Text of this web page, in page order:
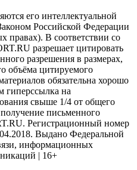
его интеллектуальной
Российской Федерации
правах). В соответствии со
разрешает цитировать
разрешения в размерах,
объёма цитируемого
обязательна хорошо
гиперссылка на
свыше 1/4 от общего
письменного
Регистрационный номер
Выдано Федеральной
информационных
| 16+